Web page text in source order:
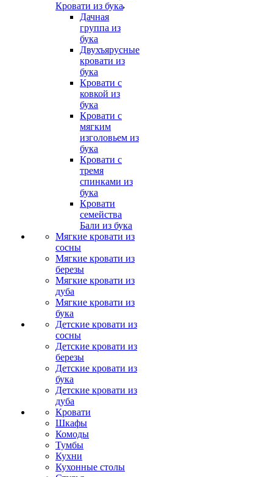
Кровати из бука
Дачная
группа из
бука
Двухъярусные
кровати из
бука
Кровати с
ковкой из
бука
Кровати с
мягким
изголовьем из
бука
Кровати с
тремя
спинками из
бука
Кровати
семейства
Бали из бука
Мягкие кровати из
сосны
Мягкие кровати из
березы
Мягкие кровати из
дуба
Мягкие кровати из
бука
Детские кровати из
сосны
Детские кровати из
березы
Детские кровати из
бука
Детские кровати из
дуба
Кровати
Шкафы
Комоды
Тумбы
Кухни
Кухонные столы